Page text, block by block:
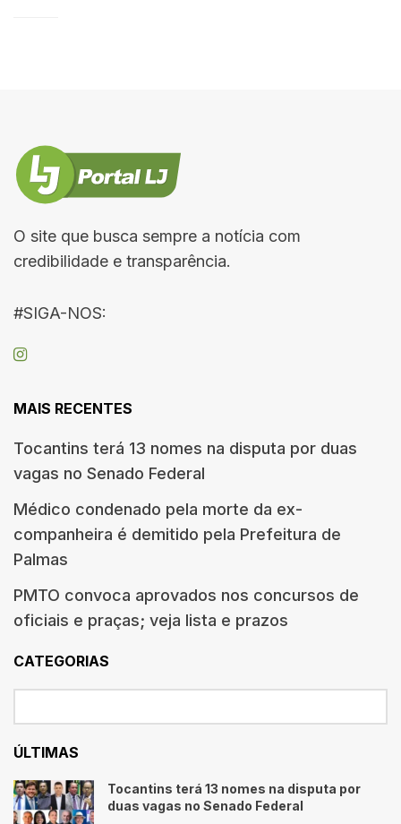
O site que busca sempre a notícia com
credibilidade e transparência.
#SIGA-NOS:
MAIS RECENTES
Tocantins terá 13 nomes na disputa por duas
vagas no Senado Federal
Médico condenado pela morte da ex-
companheira é demitido pela Prefeitura de
Palmas
PMTO convoca aprovados nos concursos de
oficiais e praças; veja lista e prazos
CATEGORIAS
ÚLTIMAS
Tocantins terá 13 nomes na disputa por
duas vagas no Senado Federal